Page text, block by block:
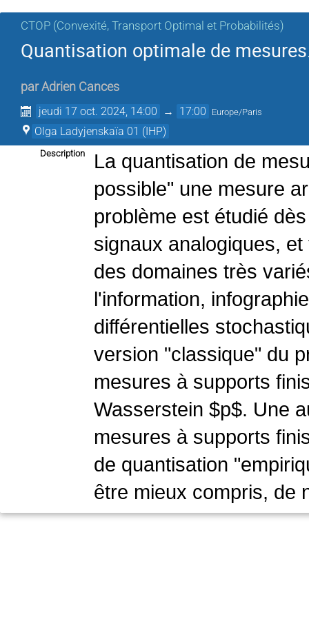
CTOP (Convexité, Transport Optimal et Probabilités)
Quantisation optimale de
parAdrien Cances
jeudi 17 oct. 2024, 14:00 → 17:00 Europe/Paris
Olga Ladyjenskaïa 01 (IHP)
Description
La quantisation de
possible" une mesure
problème est étudié
signaux analogiques,
des domaines très
l'information,
différentielles
version "classique" du
mesures à supports
Wasserstein $p$. Une
mesures à supports
de quantisation
être mieux compris, de